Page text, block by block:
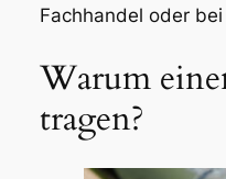
Fachhandel oder
Warum
tragen?